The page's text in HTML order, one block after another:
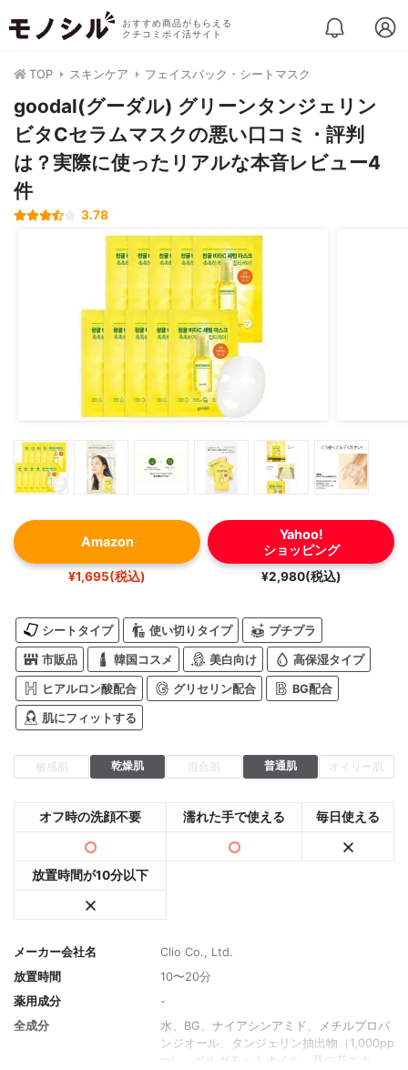
おすすめ商品がもらえる
クチコミポイ活サイト
TOP スキンケア フェイスパック・シートマスク
goodal(グーダル) グリーンタンジェリン
ビタCセラムマスクの悪い口コミ・評判
は？実際に使ったリアルな本音レビュー4
件
3.78
Amazon
¥1,695(税込)
Yahoo!
ショッピング
¥2,980(税込)
シートタイプ 使い切りタイプ プチプラ
市販品 韓国コスメ 美白向け 高保湿タイプ
ヒアルロン酸配合 グリセリン配合 BG配合
肌にフィットする
敏感肌 乾燥肌 混合肌 普通肌 オイリー肌
オフ時の洗顔不要 濡れた手で使える 毎日使える
放置時間が10分以下
メーカー会社名
Clio Co., Ltd.
放置時間
10〜20分
薬用成分
-
全成分
水、BG、ナイアシンアミド、メチルプロパ
ンジオール、タンジェリン抽出物（1,000pp
m）、ベルガモットオイル、葵の花エキ